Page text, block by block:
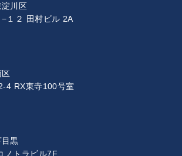
川区
１２ 田村ビル 2A
区
4 RX東寺100号室
黒
ノトラビル7F